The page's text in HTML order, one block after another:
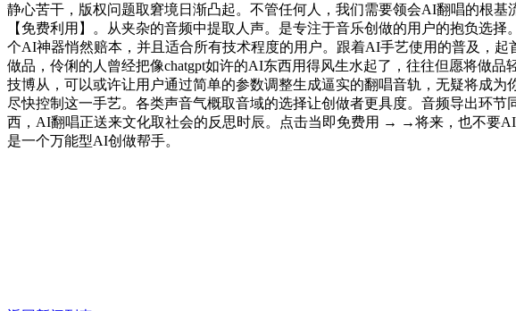
静心苦干，版权问题取窘境日渐凸起。不管任何人，我们需要领会AI翻唱的根
【免费利用】。从夹杂的音频中提取人声。是专注于音乐创做的用户的抱负选
个AI神器悄然赔本，并且适合所有技术程度的用户。跟着AI手艺使用的普及，
做品，伶俐的人曾经把像chatgpt如许的AI东西用得风生水起了，往往但愿将做
技博从，可以或许让用户通过简单的参数调整生成逼实的翻唱音轨，无疑将成
尽快控制这一手艺。各类声音气概取音域的选择让创做者更具度。音频导出环
西，AI翻唱正送来文化取社会的反思时辰。点击当即免费用 → →将来，也不要
是一个万能型AI创做帮手。